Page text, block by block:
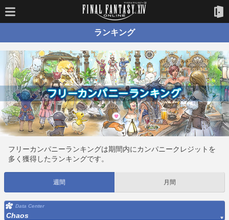
ランキング
フリーカンパニーランキングは期間内にカンパニークレジットを
多く獲得したランキングです。
週間 月間
Data Center
Chaos